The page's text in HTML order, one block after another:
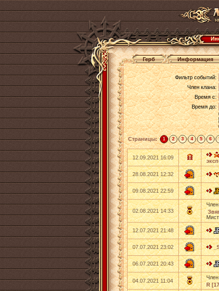
Герб Информация
Фильтр событий:
Член клана:
Время с:
Время до:
Страницы: 1 2 3 4 5 6
12.09.2021 16:09
28.08.2021 12:32
09.08.2021 22:59
02.08.2021 14:33
12.07.2021 21:48
07.07.2021 23:02
06.07.2021 20:43
04.07.2021 11:04
R